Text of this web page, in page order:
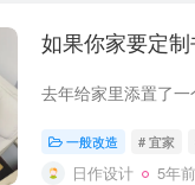
如果你家要定
一般改造 # 宜家
日作设计 5年前